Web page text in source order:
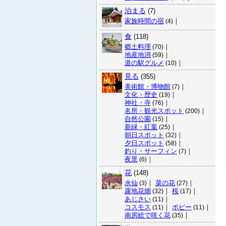
泊まる (7)
家族時間の宿 (4) ｜
食 (118)
郷土料理 (70) ｜
地産地消 (59) ｜
道の駅グルメ (10) ｜
見る (355)
美術館・博物館 (7) ｜
文化・歴史 (19) ｜
神社・寺 (76) ｜
名所・観光スポット (200) ｜
自然公園 (15) ｜
新緑・紅葉 (25) ｜
朝日スポット (32) ｜
夕日スポット (58) ｜
釣り・サーフィン (7) ｜
夜景 (6) ｜
花 (148)
水仙 (3) ｜ 菜の花 (27) ｜
露地花畑 (32) ｜ 桜 (17) ｜
あじさい (11) ｜
コスモス (11) ｜ ポピー (11) ｜
南房総で咲く花 (35) ｜